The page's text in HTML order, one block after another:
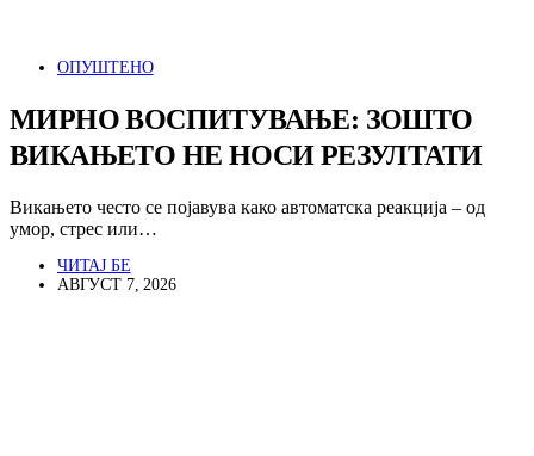
ОПУШТЕНО
МИРНО ВОСПИТУВАЊЕ: ЗОШТО
ВИКАЊЕТО НЕ НОСИ РЕЗУЛТАТИ
Викањето често се појавува како автоматска реакција – од
умор, стрес или…
ЧИТАЈ БЕ
АВГУСТ 7, 2026